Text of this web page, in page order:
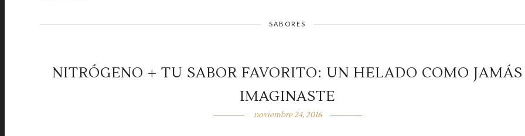
SABORES
NITRÓGENO + TU SABOR FAVORITO: UN HELADO COMO JAMÁS
IMAGINASTE
noviembre 24, 2016